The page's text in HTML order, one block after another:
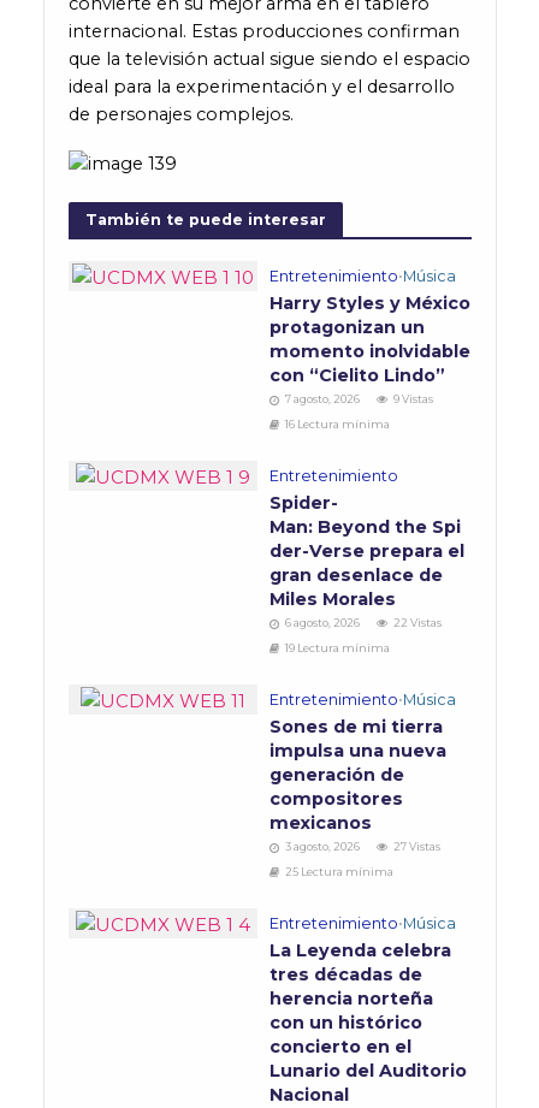
internacional. Estas producciones confirman
que la televisión actual sigue siendo el espacio
ideal para la experimentación y el desarrollo
de personajes complejos.
También te puede interesar
Entretenimiento•Música
Harry Styles y México
protagonizan un
momento inolvidable
con “Cielito Lindo”
7 agosto, 2026
9 Vistas
16 Lectura mínima
Entretenimiento
Spider-
Man: Beyond the Spi
der-Verse prepara el
gran desenlace de
Miles Morales
6 agosto, 2026
22 Vistas
19 Lectura mínima
Entretenimiento•Música
Sones de mi tierra
impulsa una nueva
generación de
compositores
mexicanos
3 agosto, 2026
27 Vistas
25 Lectura mínima
Entretenimiento•Música
La Leyenda celebra
tres décadas de
herencia norteña
con un histórico
concierto en el
Lunario del Auditorio
Nacional